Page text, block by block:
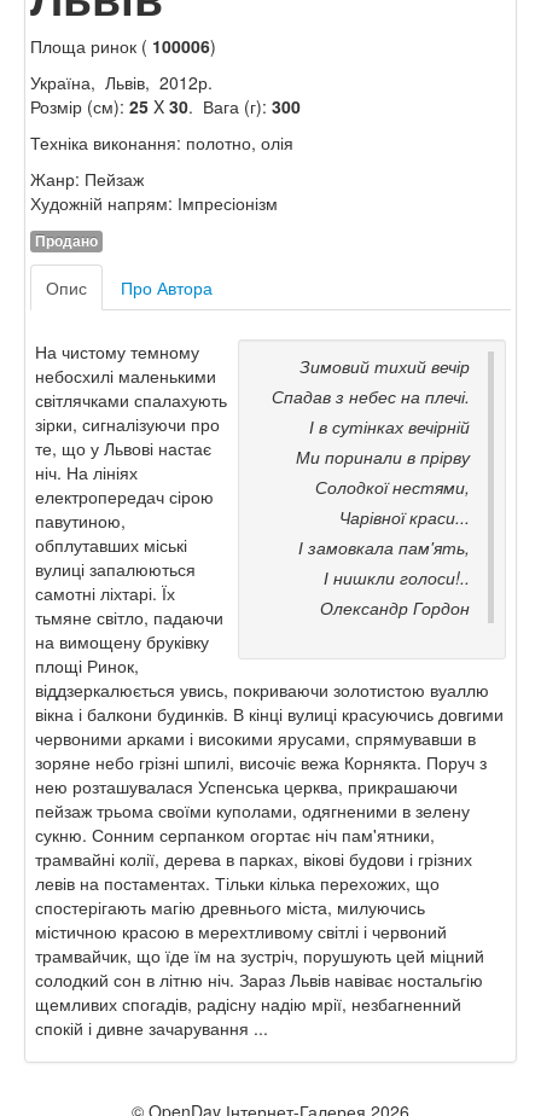
Площа ринок ( 100006)
Україна, Львів, 2012р.
Розмір (см): 25 X 30. Вага (г): 300
Техніка виконання: полотно, олія
Жанр: Пейзаж
Художній напрям: Імпресіонізм
Продано
Опис Про Автора
Зимовий тихий вечір
Спадав з небес на плечі.
І в сутінках вечірній
Ми поринали в прірву
Солодкої нестями,
Чарівної краси...
І замовкала пам'ять,
І нишкли голоси!..
Олександр Гордон
На чистому темному
небосхилі маленькими
світлячками спалахують
зірки, сигналізуючи про
те, що у Львові настає
ніч. На лініях
електропередач сірою
павутиною,
обплутавших міські
вулиці запалюються
самотні ліхтарі. Їх
тьмяне світло, падаючи
на вимощену бруківку
площі Ринок,
віддзеркалюється увись, покриваючи золотистою вуаллю
вікна і балкони будинків. В кінці вулиці красуючись довгими
червоними арками і високими ярусами, спрямувавши в
зоряне небо грізні шпилі, височіє вежа Корнякта. Поруч з
нею розташувалася Успенська церква, прикрашаючи
пейзаж трьома своїми куполами, одягненими в зелену
сукню. Сонним серпанком огортає ніч пам'ятники,
трамвайні колії, дерева в парках, вікові будови і грізних
левів на постаментах. Тільки кілька перехожих, що
спостерігають магію древнього міста, милуючись
містичною красою в мерехтливому світлі і червоний
трамвайчик, що їде їм на зустріч, порушують цей міцний
солодкий сон в літню ніч. Зараз Львів навіває ностальгію
щемливих спогадів, радісну надію мрії, незбагненний
спокій і дивне зачарування ...
© OpenDay Інтернет-Галерея 2026